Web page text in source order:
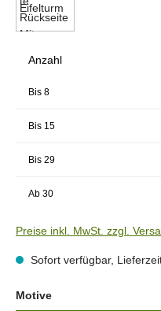
Anzahl
Bis 8
Bis 15
Bis 29
Ab 30
Preise inkl. MwSt. zzgl.
Sofort verfügbar,
Motiveauswählen